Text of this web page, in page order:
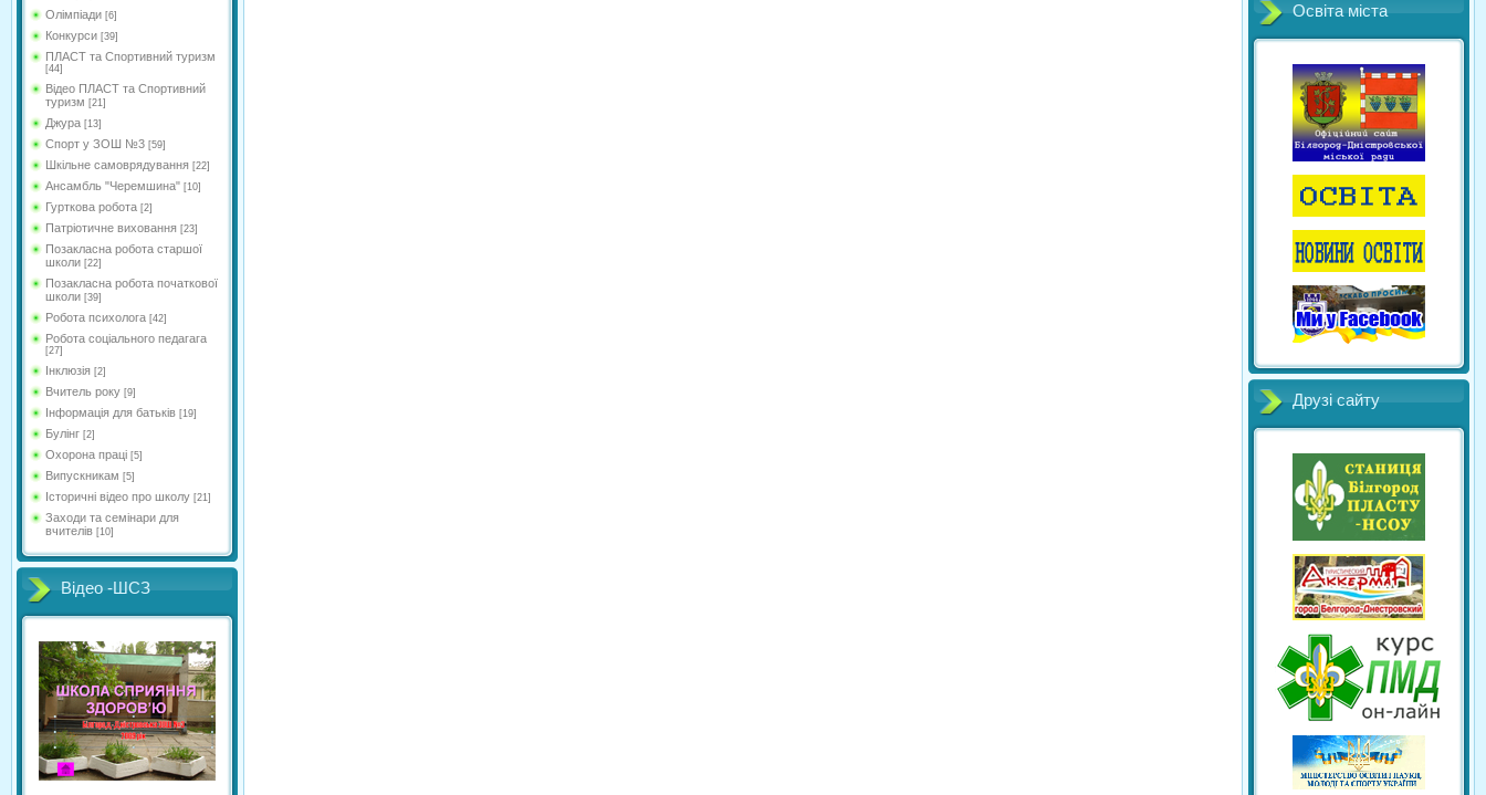
Олімпіади [6]
Конкурси [39]
ПЛАСТ та Спортивний туризм
[44]
Відео ПЛАСТ та Спортивний
туризм [21]
Джура [13]
Спорт у ЗОШ №3 [59]
Шкільне самоврядування [22]
Ансамбль "Черемшина" [10]
Гурткова робота [2]
Патріотичне виховання [23]
Позакласна робота старшої
школи [22]
Позакласна робота початкової
школи [39]
Робота психолога [42]
Робота соціального педагага
[27]
Інклюзія [2]
Вчитель року [9]
Інформація для батьків [19]
Булінг [2]
Охорона праці [5]
Випускникам [5]
Історичні відео про школу [21]
Заходи та семінари для
вчителів [10]
Відео -ШСЗ
Освіта міста
Друзі сайту